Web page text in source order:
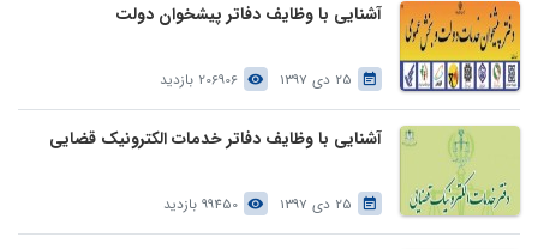
آشنایی با وظایف دفاتر پیشخوان دولت
25 دی 1397 206906 بازدید
آشنایی با وظایف دفاتر خدمات الکترونیک قضایی
25 دی 1397 99450 بازدید